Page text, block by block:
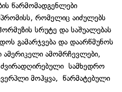
წარმომადგენლები
რომელიც აიძულებს
სრუტე და საშუალებას
გამარჯვება და დაარწმუნოს
ამერიკელი ამომრჩევლები,
სამხედრო
მოჰყვა, წარმატებული